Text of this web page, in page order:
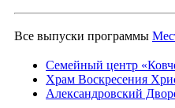
Все выпуски программы
Семейный центр
Храм Воскресения
Александровский